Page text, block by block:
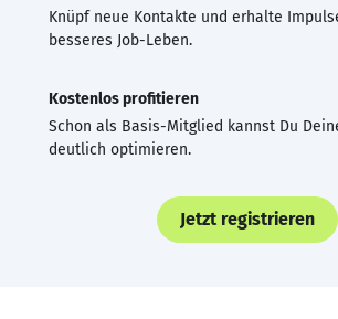
Knüpf neue Kontakte und erhalte
besseres Job-Leben.
Kostenlos profitieren
Schon als Basis-Mitglied kannst Du
deutlich optimieren.
Jetzt registrieren